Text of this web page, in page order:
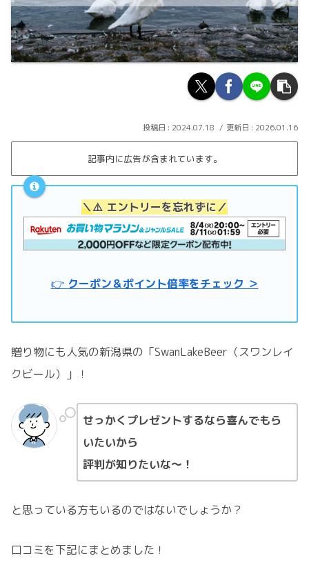
2024.07.18 2026.01.16
記事内に広告が含まれています。
＼⚠️ エントリーを忘れずに／
👉 クーポン＆ポイント倍率をチェック ＞
贈り物にも人気の新潟県の「SwanLakeBeer（スワンレイ
クビール）」！
せっかくプレゼントするなら喜んでもら
いたいから
評判が知りたいな～！
と思っている方もいるのではないでしょうか？
口コミを下記にまとめました！